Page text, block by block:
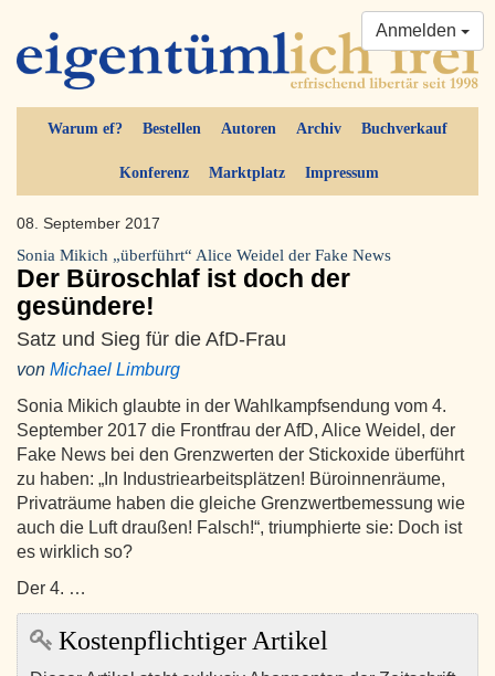
Warum ef? Bestellen Autoren Archiv Buchverkauf
Konferenz Marktplatz Impressum
Anmelden
08. September 2017
Sonia Mikich „überführt“ Alice Weidel der Fake News
Der Büroschlaf ist doch der
gesündere!
Satz und Sieg für die AfD-Frau
von Michael Limburg
Sonia Mikich glaubte in der Wahlkampfsendung vom 4.
September 2017 die Frontfrau der AfD, Alice Weidel, der
Fake News bei den Grenzwerten der Stickoxide überführt
zu haben: „In Industriearbeitsplätzen! Büroinnenräume,
Privaträume haben die gleiche Grenzwertbemessung wie
auch die Luft draußen! Falsch!“, triumphierte sie: Doch ist
es wirklich so?
Der 4. …
Kostenpflichtiger Artikel